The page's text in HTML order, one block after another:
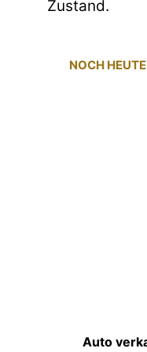
Zustand.
NOCH
Auto